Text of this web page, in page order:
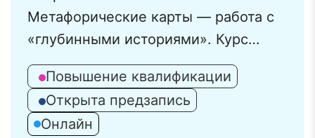
Метафорические карты — работа с
«глубинными историями». Курс
ведет: психолог-консультант
Калюжная Оксана (специализация:
арт-терапия, эмоционально-
образная терапия, телесно-
Повышение квалификации
Открыта предзапись
Онлайн